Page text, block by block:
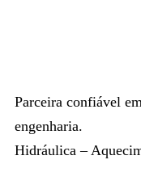
Parceira confiável
engenharia.
Hidráulica –